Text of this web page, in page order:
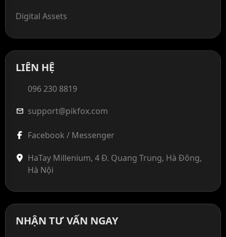
Digital Assets
LIÊN HỆ
096 230 8819
mail support@pikfox.com
Facebook / Messenger
HaTay Millenium, 4 Đ. Quang Trung, Hà Đông,
Hà Nội
NHẬN TƯ VẤN NGAY